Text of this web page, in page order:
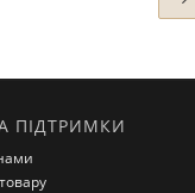
ПІДТРИМКИ